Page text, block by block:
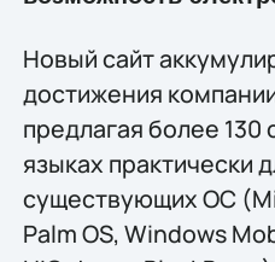
Новый сайт
достижения
предлагая более 130
языках практически
существующих ОС
Palm OS, Windows